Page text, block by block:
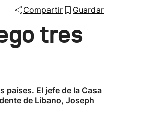
Compartir Guardar
tres
países. El jefe de la Casa
de Líbano, Joseph